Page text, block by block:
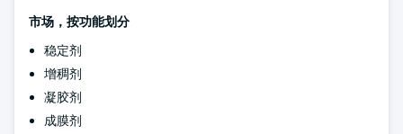
市场，按功能划分
稳定剂
增稠剂
凝胶剂
成膜剂